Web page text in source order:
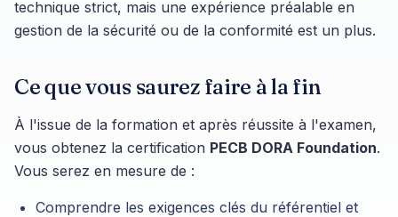
technique strict, mais une expérience préalable en
gestion de la sécurité ou de la conformité est un plus.
Ce que vous saurez faire à la fin
À l'issue de la formation et après réussite à l'examen,
vous obtenez la certification PECB DORA Foundation.
Vous serez en mesure de :
Comprendre les exigences clés du référentiel et